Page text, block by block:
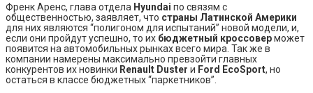
Френк Аренс, глава отдела Hyundai по связям с
общественностью, заявляет, что страны Латинской Америки
для них являются “полигоном для испытаний” новой модели, и,
если они пройдут успешно, то их бюджетный кроссоверможет
появится на автомобильных рынках всего мира. Так же в
компании намерены максимально превзойти главных
конкурентов их новинки Renault Duster и Ford EcoSport, но
остаться в классе бюджетных “паркетников”.